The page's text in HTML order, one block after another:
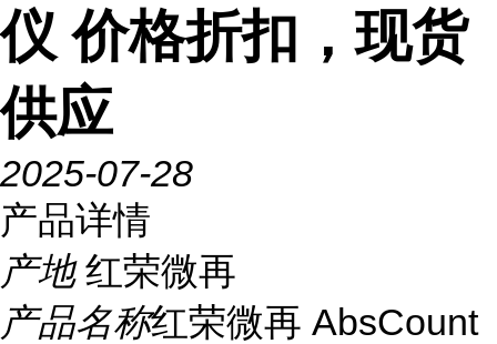
仪 价格折扣，现货
供应
2025-07-28
产品详情
产地 红荣微再
产品名称红荣微再 AbsCount